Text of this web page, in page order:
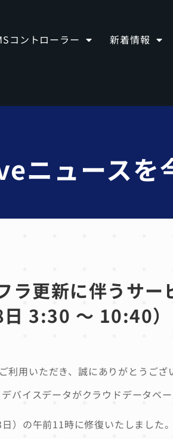
コントローラー 新着情報
ニュースを
ラ更新に伴うサー
3:30 ～ 10:40）
用いただき、誠にありがとうござ
バイスデータがクラウドデータベ
）の午前11時に修復いたしました。